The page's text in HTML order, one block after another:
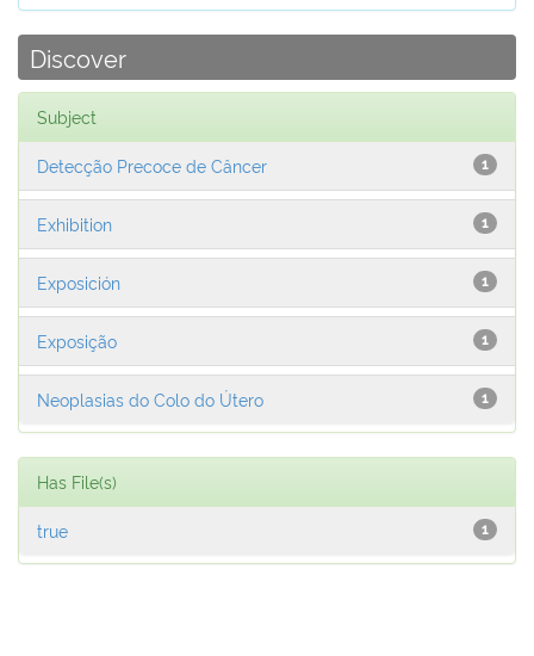
Discover
Subject
1
Detecção Precoce de Câncer
1
Exhibition
1
Exposición
1
Exposição
1
Neoplasias do Colo do Útero
Has File(s)
1
true